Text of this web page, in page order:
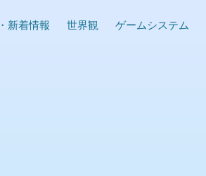
新着情報 世界観 ゲームシステム